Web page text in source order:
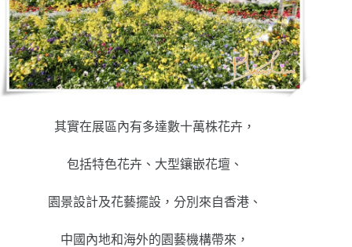
其實在展區內有多達數十萬株花卉，
包括特色花卉、大型鑲嵌花壇、
園景設計及花藝擺設，分別來自香港、
中國內地和海外的園藝機構帶來，